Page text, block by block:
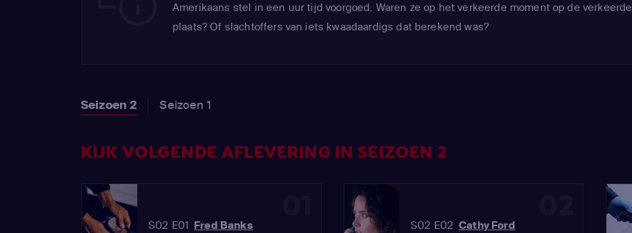
Amerikaans stel in een uur tijd voorgoed. Waren ze op het verkeerde moment op de verkeerde
plaats? Of slachtoffers van iets kwaadaardigs dat berekend was?
Seizoen 2 Seizoen 1
KIJK VOLGENDE AFLEVERING IN SEIZOEN 2
S02 E01 Fred Banks S02 E02 Cathy Ford